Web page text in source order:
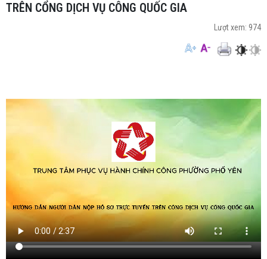
TRÊN CỔNG DỊCH VỤ CÔNG QUỐC GIA
Lượt xem: 974